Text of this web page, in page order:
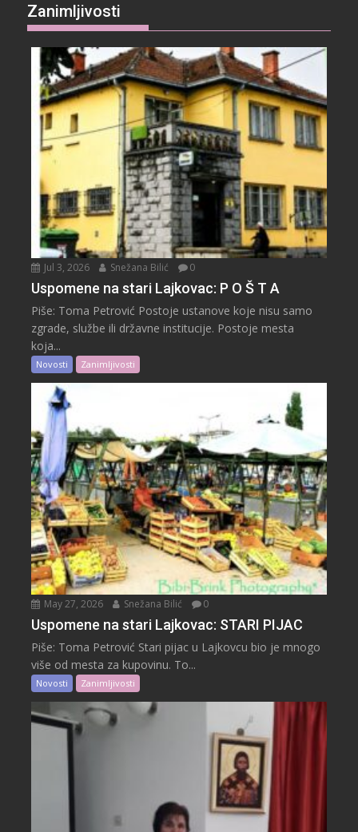
Zanimljivosti
Jul 3, 2026 Snežana Bilić 0
Uspomene na stari Lajkovac: P O Š T A
Piše: Toma Petrović Postoje ustanove koje nisu samo
zgrade, službe ili državne institucije. Postoje mesta
koja...
Novosti Zanimljivosti
May 27, 2026 Snežana Bilić 0
Uspomene na stari Lajkovac: STARI PIJAC
Piše: Toma Petrović Stari pijac u Lajkovcu bio je mnogo
više od mesta za kupovinu. To...
Novosti Zanimljivosti